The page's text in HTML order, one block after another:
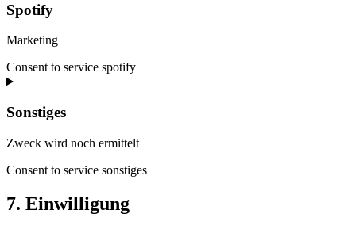
Spotify
Marketing
Consent to service spotify
Sonstiges
Zweck wird noch ermittelt
Consent to service sonstiges
7. Einwilligung